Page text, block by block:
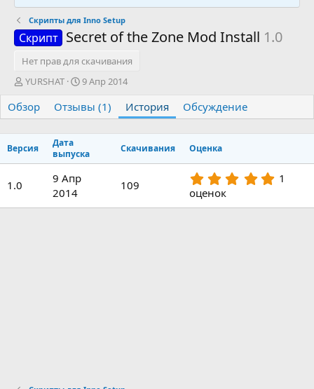
Скрипты для Inno Setup
Скрипт Secret of the Zone Mod Install 1.0
Нет прав для скачивания
А
т
о
р
YURSHAT
Д
т
а
с
з
и
9 Апр 2014
Обзор Отзывы (1) История Обсуждение
Версия
Дата
выпуска
Скачивания Оценка
1.0
9 Апр
2014
109 5
0
1
оценок